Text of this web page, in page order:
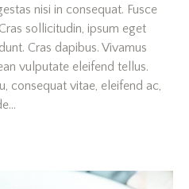
nisi in consequat. Fusce
sollicitudin, ipsum eget
Cras dapibus. Vivamus
vulputate eleifend tellus.
consequat vitae, eleifend ac,